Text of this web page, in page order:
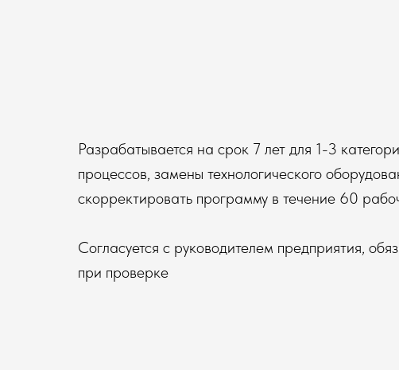
Разрабатывается на срок 7 лет для 1-3
процессов, замены технологического
скорректировать программу в течение 60
Согласуется с руководителем предприятия,
при проверке